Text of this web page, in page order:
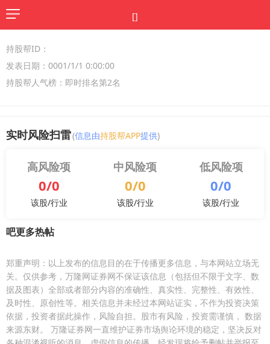
[]
持股帮ID：
发表日期：0001/1/1 0:00:00
持股帮人气榜：即时排名第2名
实时风险扫雷(信息由持股帮APP提供)
高风险项
0/0
该股/行业
中风险项
0/0
该股/行业
低风险项
0/0
该股/行业
吧更多热帖
郑重声明：以上发布的信息目的在于传播更多信息，与本网站立场无
关。仅供参考，万隆网证券网不保证该信息（包括但不限于文字、数
据及图表）全部或者部分内容的准确性、真实性、完整性、有效性、
及时性、原创性等。相关信息并未经过本网站证实，不作为投资决策
依据，投资者据此操作，风险自担。股市有风险，投资需谨慎， 数据
来源东财。
万隆证券网一直维护证券市场舆论环境的稳定，坚决反对